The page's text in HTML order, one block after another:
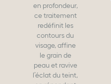
en profondeur,
ce traitement
redéfinit les
contours du
visage, affine
le grain de
peau et ravive
l’éclat du teint,